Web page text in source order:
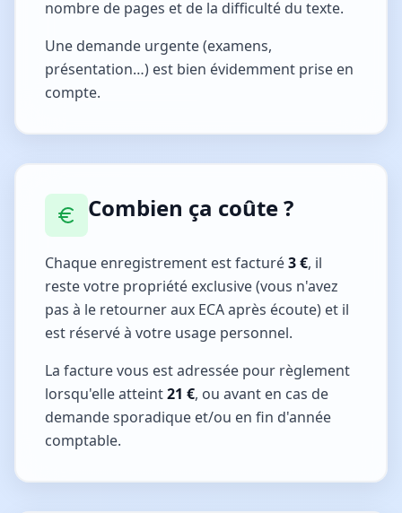
nombre de pages et de la difficulté du texte.
Une demande urgente (examens,
présentation…) est bien évidemment prise en
compte.
Combien ça coûte ?
Chaque enregistrement est facturé3 €, il
reste votre propriété exclusive (vous n'avez
pas à le retourner aux ECA après écoute) et il
est réservé à votre usage personnel.
La facture vous est adressée pour règlement
lorsqu'elle atteint21 €, ou avant en cas de
demande sporadique et/ou en fin d'année
comptable.